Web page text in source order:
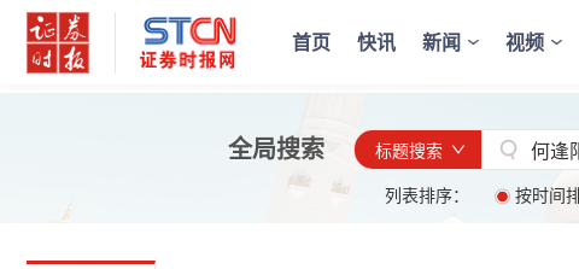
首页 快讯 新闻 视频
全局搜索 标题搜索
列表排序： 按时间